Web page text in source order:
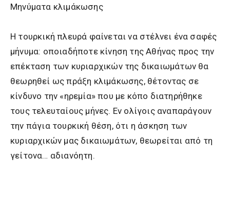
Μηνύματα κλιμάκωσης
Η τουρκική πλευρά φαίνεται να στέλνει ένα σαφές
μήνυμα: οποιαδήποτε κίνηση της Αθήνας προς την
επέκταση των κυριαρχικών της δικαιωμάτων θα
θεωρηθεί ως πράξη κλιμάκωσης, θέτοντας σε
κίνδυνο την «ηρεμία» που με κόπο διατηρήθηκε
τους τελευταίους μήνες. Εν ολίγοις αναπαράγουν
την πάγια τουρκική θέση, ότι η άσκηση των
κυριαρχικών μας δικαιωμάτων, θεωρείται από τη
γείτονα… αδιανόητη.